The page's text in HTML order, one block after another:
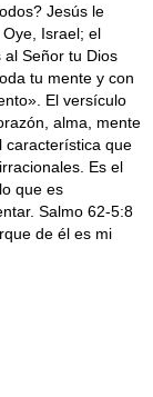
Jesús le
Israel; el
Señor tu Dios
tu mente y con
El versículo
alma, mente
característica que
Es el
que es
Salmo 62-5:8
de él es mi